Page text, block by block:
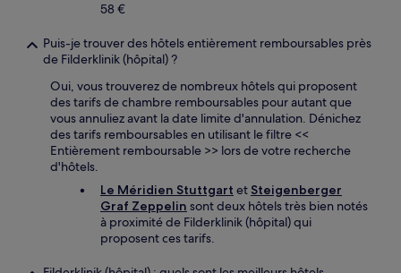
58 €
Puis-je trouver des hôtels entièrement remboursables près
de Filderklinik (hôpital) ?
Oui, vous trouverez de nombreux hôtels qui proposent
des tarifs de chambre remboursables pour autant que
vous annuliez avant la date limite d'annulation. Dénichez
des tarifs remboursables en utilisant le filtre <<
Entièrement remboursable >> lors de votre recherche
d'hôtels.
Le Méridien Stuttgart et Steigenberger
Graf Zeppelin sont deux hôtels très bien notés
à proximité de Filderklinik (hôpital) qui
proposent ces tarifs.